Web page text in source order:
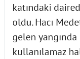
katındaki
oldu. Hacı
gelen
kullanılamaz